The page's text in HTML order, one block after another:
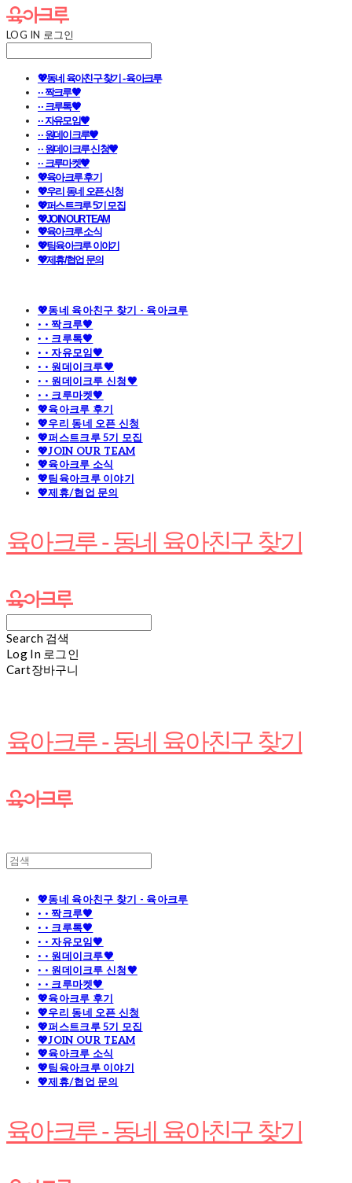
LOG IN 로그인
💖동네 육아친구 찾기 - 육아크루
· · 짝크루🧡
· · 크루톡🧡
· · 자유모임🧡
· · 원데이크루🧡
· · 원데이크루 신청🧡
· · 크루마켓🧡
💖육아크루 후기
💖우리 동네 오픈 신청
💖퍼스트크루 5기 모집
💖JOIN OUR TEAM
💖육아크루 소식
💖팀육아크루 이야기
💖제휴/협업 문의
💖동네 육아친구 찾기 - 육아크루
· · 짝크루🧡
· · 크루톡🧡
· · 자유모임🧡
· · 원데이크루🧡
· · 원데이크루 신청🧡
· · 크루마켓🧡
💖육아크루 후기
💖우리 동네 오픈 신청
💖퍼스트크루 5기 모집
💖JOIN OUR TEAM
💖육아크루 소식
💖팀육아크루 이야기
💖제휴/협업 문의
육아크루 - 동네 육아친구 찾기
Search 검색
Log In 로그인
Cart장바구니
육아크루 - 동네 육아친구 찾기
💖동네 육아친구 찾기 - 육아크루
· · 짝크루🧡
· · 크루톡🧡
· · 자유모임🧡
· · 원데이크루🧡
· · 원데이크루 신청🧡
· · 크루마켓🧡
💖육아크루 후기
💖우리 동네 오픈 신청
💖퍼스트크루 5기 모집
💖JOIN OUR TEAM
💖육아크루 소식
💖팀육아크루 이야기
💖제휴/협업 문의
육아크루 - 동네 육아친구 찾기